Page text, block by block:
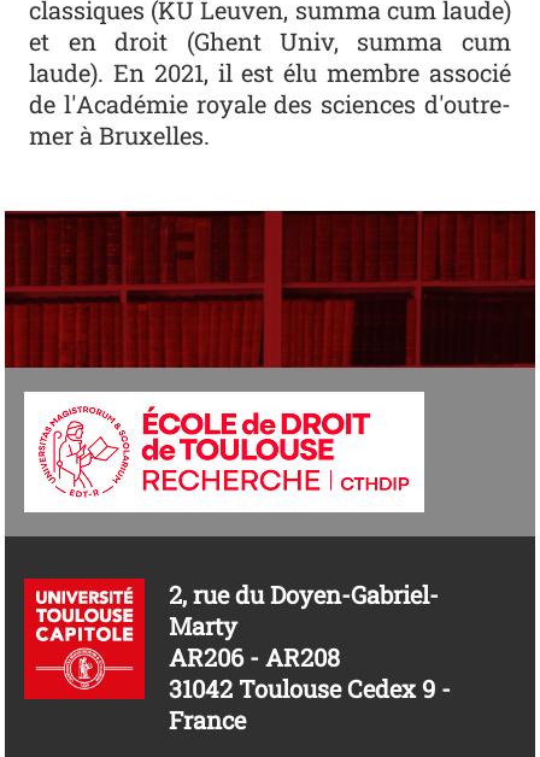
classiques (KU Leuven, summa cum laude)
et en droit (Ghent Univ, summa cum
laude). En 2021, il est élu membre associé
de l'Académie royale des sciences d'outre-
mer à Bruxelles.
2, rue du Doyen-Gabriel-
Marty
AR206 - AR208
31042 Toulouse Cedex 9 -
France